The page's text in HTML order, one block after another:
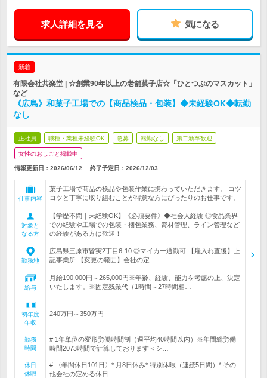
求人詳細を見る 気になる
新着
有限会社共楽堂 | ☆創業90年以上の老舗菓子店☆「ひとつぶのマスカット」
など
《広島》和菓子工場での【商品検品・包装】◆未経験OK◆転勤
なし
正社員 職種・業種未経験OK 急募 転勤なし 第二新卒歓迎
女性のおしごと掲載中
情報更新日：2026/06/12 終了予定日： 2026/12/03
仕事内容
菓子工場で商品の検品や包装作業に携わっていただきます。 コツ
コツと丁寧に取り組むことが得意な方にぴったりのお仕事です。
対象と
なる方
【学歴不問｜未経験OK】《必須要件》◆社会人経験 ◎食品業界
での経験や工場での包装・梱包業務、資材管理、ライン管理など
の経験がある方は歓迎！
勤務地
広島県三原市皆実2丁目6-10 ◎マイカー通勤可 【雇入れ直後】上
記事業所 【変更の範囲】会社の定…
給与
月給190,000円～265,000円※年齢、経験、能力を考慮の上、決定
いたします。※固定残業代（1時間～27時間相…
初年度
年収
240万円～350万円
勤務
時間
# 1年単位の変形労働時間制（週平均40時間以内）※年間総労働
時間2073時間で計算しております＜シ…
休日
休暇
# 〈年間休日101日〉* 月8日休み* 特別休暇（連続5日間）* その
他会社の定める休日